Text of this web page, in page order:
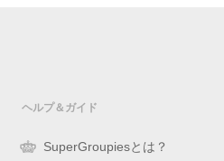
ヘルプ＆ガイド
SuperGroupiesとは？